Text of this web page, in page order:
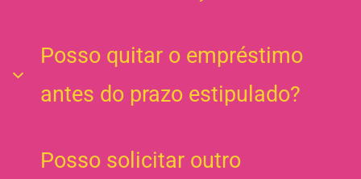
Basta acessar a Área do Cliente ou entrar em
contato com nossa central de
atendimento noWhatsApp +55 (11)5043-9404
Posso quitar o empréstimo
antes do prazo estipulado?
Sim! Basta entrar na Área do cliente com sua senha
Posso solicitar outro